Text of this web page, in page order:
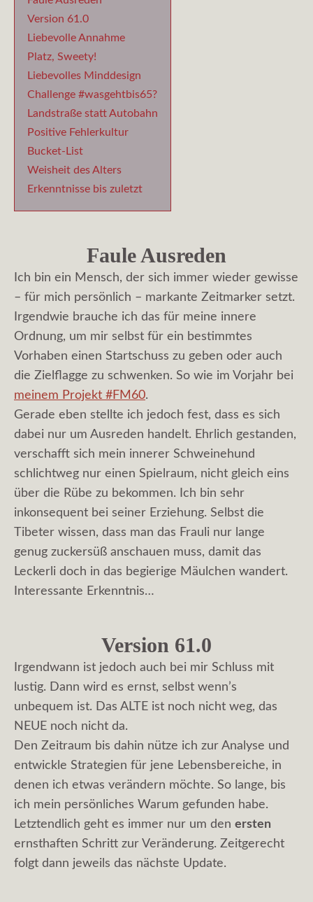
Version 61.0
Liebevolle Annahme
Platz, Sweety!
Liebevolles Minddesign
Challenge #wasgehtbis65?
Landstraße statt Autobahn
Positive Fehlerkultur
Bucket-List
Weisheit des Alters
Erkenntnisse bis zuletzt
Faule Ausreden
Ich bin ein Mensch, der sich immer wieder gewisse
– für mich persönlich – markante Zeitmarker setzt.
Irgendwie brauche ich das für meine innere
Ordnung, um mir selbst für ein bestimmtes
Vorhaben einen Startschuss zu geben oder auch
die Zielflagge zu schwenken. So wie im Vorjahr bei
meinem Projekt #FM60.
Gerade eben stellte ich jedoch fest, dass es sich
dabei nur um Ausreden handelt. Ehrlich gestanden,
verschafft sich mein innerer Schweinehund
schlichtweg nur einen Spielraum, nicht gleich eins
über die Rübe zu bekommen. Ich bin sehr
inkonsequent bei seiner Erziehung. Selbst die
Tibeter wissen, dass man das Frauli nur lange
genug zuckersüß anschauen muss, damit das
Leckerli doch in das begierige Mäulchen wandert.
Interessante Erkenntnis…
Version 61.0
Irgendwann ist jedoch auch bei mir Schluss mit
lustig. Dann wird es ernst, selbst wenn’s
unbequem ist. Das ALTE ist noch nicht weg, das
NEUE noch nicht da.
Den Zeitraum bis dahin nütze ich zur Analyse und
entwickle Strategien für jene Lebensbereiche, in
denen ich etwas verändern möchte. So lange, bis
ich mein persönliches Warum gefunden habe.
Letztendlich geht es immer nur um den ersten
ernsthaften Schritt zur Veränderung. Zeitgerecht
folgt dann jeweils das nächste Update.